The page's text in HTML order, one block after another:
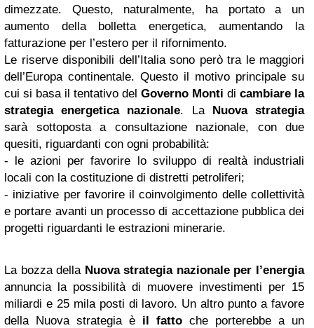
dimezzate. Questo, naturalmente, ha portato a un
aumento della bolletta energetica, aumentando la
fatturazione per l’estero per il rifornimento.
Le riserve disponibili dell’Italia sono però tra le maggiori
dell’Europa continentale. Questo il motivo principale su
cui si basa il tentativo del Governo Monti di cambiare la
strategia energetica nazionale. LaNuova strategia
sarà sottoposta a consultazione nazionale, con due
quesiti, riguardanti con ogni probabilità:
- le azioni per favorire lo sviluppo di realtà industriali
locali con la costituzione di distretti petroliferi;
- iniziative per favorire il coinvolgimento delle collettività
e portare avanti un processo di accettazione pubblica dei
progetti riguardanti le estrazioni minerarie.
La bozza della Nuova strategia nazionale per l’energia
annuncia la possibilità di muovere investimenti per 15
miliardi e 25 mila posti di lavoro. Un altro punto a favore
della Nuova strategia è il fatto che porterebbe a un